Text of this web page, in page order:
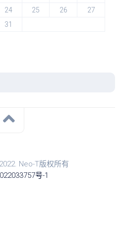
24 25 26
27
31
Neo-T版权所有
号-1